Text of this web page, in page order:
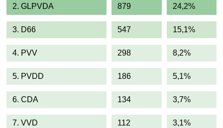
2. GLPVDA 879 24,2%
3. D66 547 15,1%
4. PVV 298 8,2%
5. PVDD 186 5,1%
6. CDA 134 3,7%
7. VVD 112 3,1%